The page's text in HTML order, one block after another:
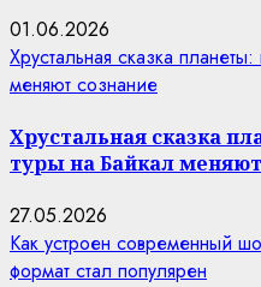
01.06.2026
Хрустальная сказка
меняют сознание
Хрустальная сказка
туры на Байкал
27.05.2026
Как устроен современный
формат стал популярен